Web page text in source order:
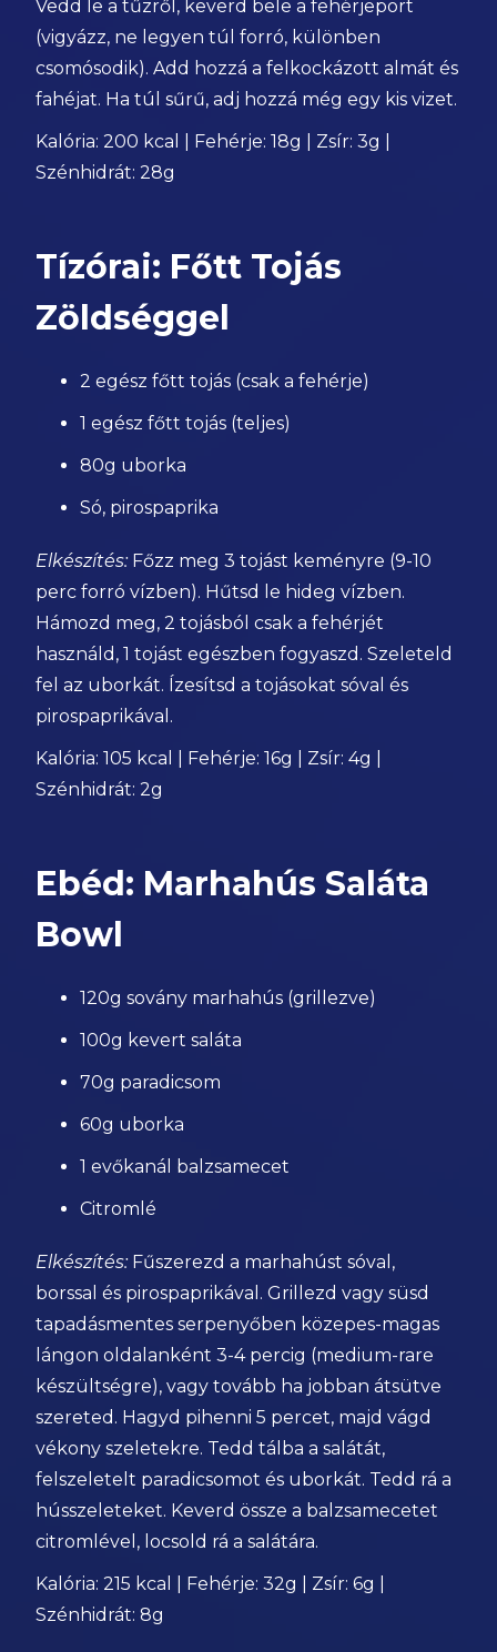
Vedd le a tűzről, keverd bele a fehérjeport
(vigyázz, ne legyen túl forró, különben
csomósodik). Add hozzá a felkockázott almát és
fahéjat. Ha túl sűrű, adj hozzá még egy kis vizet.
Kalória: 200 kcal | Fehérje: 18g | Zsír: 3g |
Szénhidrát: 28g
Tízórai: Főtt Tojás
Zöldséggel
2 egész főtt tojás (csak a fehérje)
1 egész főtt tojás (teljes)
80g uborka
Só, pirospaprika
Elkészítés: Főzz meg 3 tojást keményre (9-10
perc forró vízben). Hűtsd le hideg vízben.
Hámozd meg, 2 tojásból csak a fehérjét
használd, 1 tojást egészben fogyaszd. Szeleteld
fel az uborkát. Ízesítsd a tojásokat sóval és
pirospaprikával.
Kalória: 105 kcal | Fehérje: 16g | Zsír: 4g |
Szénhidrát: 2g
Ebéd: Marhahús Saláta
Bowl
120g sovány marhahús (grillezve)
100g kevert saláta
70g paradicsom
60g uborka
1 evőkanál balzsamecet
Citromlé
Elkészítés: Fűszerezd a marhahúst sóval,
borssal és pirospaprikával. Grillezd vagy süsd
tapadásmentes serpenyőben közepes-magas
lángon oldalanként 3-4 percig (medium-rare
készültségre), vagy tovább ha jobban átsütve
szereted. Hagyd pihenni 5 percet, majd vágd
vékony szeletekre. Tedd tálba a salátát,
felszeletelt paradicsomot és uborkát. Tedd rá a
hússzeleteket. Keverd össze a balzsamecetet
citromlével, locsold rá a salátára.
Kalória: 215 kcal | Fehérje: 32g | Zsír: 6g |
Szénhidrát: 8g